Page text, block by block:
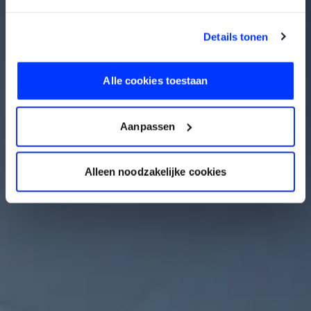
Details tonen
Alle cookies toestaan
Aanpassen
Alleen noodzakelijke cookies